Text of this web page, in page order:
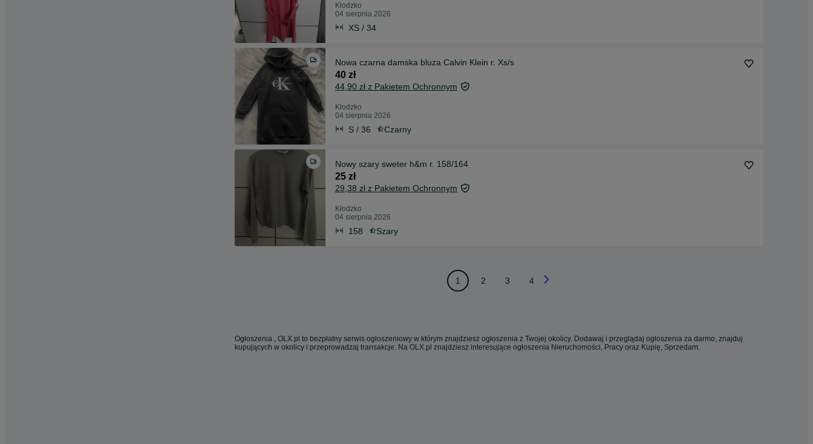
Kłodzko
04 sierpnia 2026
XS / 34
Nowa czarna damska bluza Calvin Klein r. Xs/s
40 zł
44,90 zł z Pakietem Ochronnym
Kłodzko
04 sierpnia 2026
S / 36 Czarny
Nowy szary sweter h&m r. 158/164
25 zł
29,38 zł z Pakietem Ochronnym
Kłodzko
04 sierpnia 2026
158 Szary
1 2 3 4
Ogłoszenia , OLX.pl to bezpłatny serwis ogłoszeniowy w którym znajdziesz ogłoszenia z Twojej okolicy. Dodawaj i przeglądaj ogłoszenia za darmo, znajduj
kupujących w okolicy i przeprowadzaj transakcje. Na OLX.pl znajdziesz interesujące ogłoszenia Nieruchomości, Pracy oraz Kupię, Sprzedam.